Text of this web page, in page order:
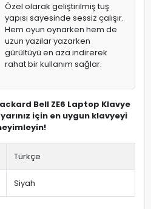
Özel olarak geliştirilmiş tuş
yapısı sayesinde sessiz çalışır.
Hem oyun oynarken hem de
uzun yazılar yazarken
gürültüyü en aza indirerek
rahat bir kullanım sağlar.
Bell ZE6 Laptop Klavye
için en uygun klavyeyi
Türkçe
Siyah